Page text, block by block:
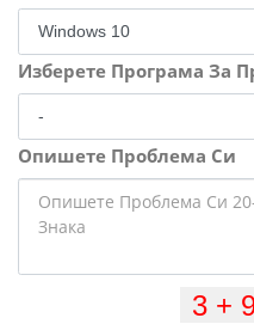
Изберете Програма За
Опишете Проблема Си